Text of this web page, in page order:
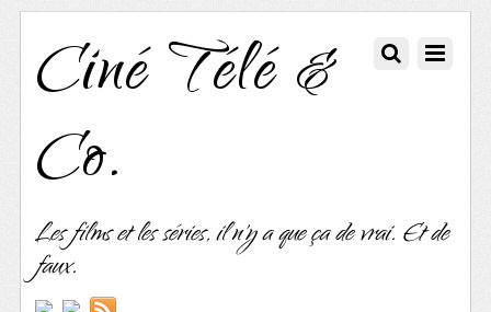
Ciné Télé &
Co.
Les films et les séries, il n'y a que ça de vrai. Et de
faux.